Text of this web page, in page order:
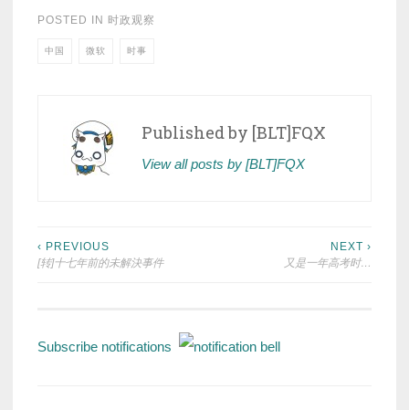
POSTED IN 时政观察
中国 微软 时事
Published by [BLT]FQX
View all posts by [BLT]FQX
Post
‹ PREVIOUS
[转]十七年前的未解決事件
NEXT ›
又是一年高考时…
Subscribe notifications